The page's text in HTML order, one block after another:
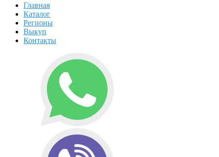
Главная
Каталог
Регионы
Выкуп
Контакты